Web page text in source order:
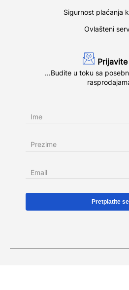
Sigurnost plaćanja
Ovlašteni
Prijavite
...Budite u toku sa
Ime
Prezime
Email